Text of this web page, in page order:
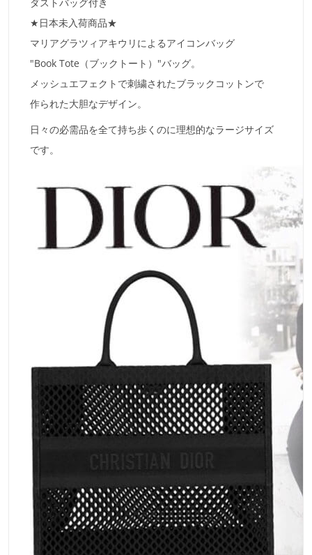
★日本未入荷商品★
マリアグラツィアキウリによるアイコンバッグ
"Book Tote（ブックトート）"バッグ。
メッシュエフェクトで刺繍されたブラックコットンで
作られた大胆なデザイン。
日々の必需品を全て持ち歩くのに理想的なラージサイズ
です。